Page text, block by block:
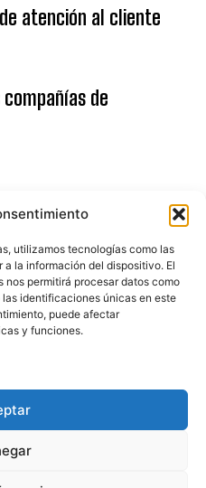
utilizamos tecnologías como las
la información del dispositivo. El
permitirá procesar datos como
identificaciones únicas en este
puede afectar
y funciones.
atención al cliente
de
CANAL
de acuerdo» para
COOKIES